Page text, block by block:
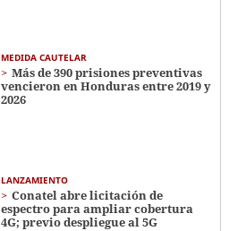
MEDIDA CAUTELAR
Más de 390 prisiones preventivas
vencieron en Honduras entre 2019 y
2026
LANZAMIENTO
Conatel abre licitación de
espectro para ampliar cobertura
4G; previo despliegue al 5G